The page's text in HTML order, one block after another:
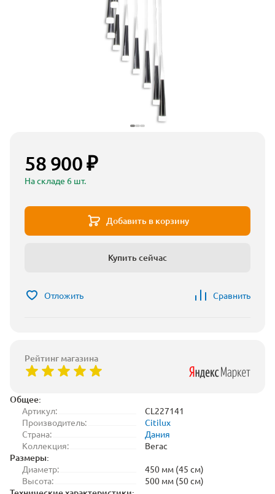
Общее:
Артикул:
CL227141
Производитель:
Citilux
Страна:
Дания
Коллекция:
Вегас
Размеры:
Диаметр:
450 мм (45 см)
Высота:
500 мм (50 см)
58 900 ₽
На складе 6 шт.
Добавить в корзину
Купить сейчас
Отложить Сравнить
Рейтинг магазина